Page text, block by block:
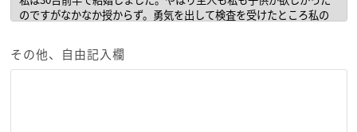
その他、自由記入欄